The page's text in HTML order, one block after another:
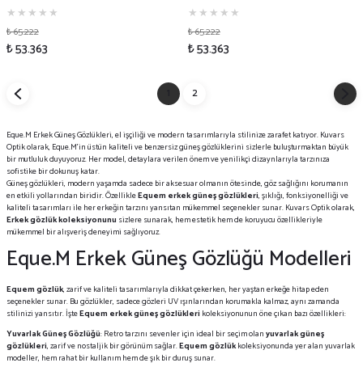
₺ 65.222
₺ 53.363
₺ 65.222
₺ 53.363
2
Eque.M Erkek Güneş Gözlükleri, el işçiliği ve modern tasarımlarıyla stilinize zarafet katıyor. Kuvars
Optik olarak, Eque.M'in üstün kaliteli ve benzersiz güneş gözlüklerini sizlerle buluşturmaktan büyük
bir mutluluk duyuyoruz. Her model, detaylara verilen önem ve yenilikçi dizaynlarıyla tarzınıza
sofistike bir dokunuş katar.
Güneş gözlükleri, modern yaşamda sadece bir aksesuar olmanın ötesinde, göz sağlığını korumanın
en etkili yollarından biridir. ÖzellikleEquem erkek güneş gözlükleri, şıklığı, fonksiyonelliği ve
kaliteli tasarımları ile her erkeğin tarzını yansıtan mükemmel seçenekler sunar. Kuvars Optik olarak,
Erkek gözlük koleksiyonunu sizlere sunarak, hem estetik hem de koruyucu özellikleriyle
mükemmel bir alışveriş deneyimi sağlıyoruz.
Eque.M Erkek Güneş Gözlüğü Modelleri
Equem gözlük, zarif ve kaliteli tasarımlarıyla dikkat çekerken, her yaştan erkeğe hitap eden
seçenekler sunar. Bu gözlükler, sadece gözleri UV ışınlarından korumakla kalmaz, aynı zamanda
stilinizi yansıtır. İşteEquem erkek güneş gözlükleri koleksiyonunun öne çıkan bazı özellikleri:
Yuvarlak Güneş Gözlüğü: Retro tarzını sevenler için ideal bir seçim olanyuvarlak güneş
gözlükleri, zarif ve nostaljik bir görünüm sağlar.Equem gözlükkoleksiyonunda yer alan yuvarlak
modeller, hem rahat bir kullanım hem de şık bir duruş sunar.